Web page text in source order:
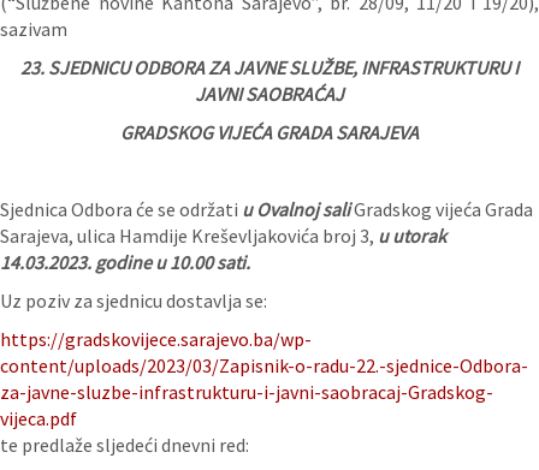
sazivam
23. SJEDNICU ODBORA ZA JAVNE SLUŽBE, INFRASTRUKTURU I
JAVNI SAOBRAĆAJ
GRADSKOG VIJEĆA GRADA SARAJEVA
Sjednica Odbora će se održati u Ovalnoj saliGradskog vijeća Grada
Sarajeva, ulica Hamdije Kreševljakovića broj 3, u utorak
14.03.2023. godine u 10.00 sati.
Uz poziv za sjednicu dostavlja se:
https://gradskovijece.sarajevo.ba/wp-
content/uploads/2023/03/Zapisnik-o-radu-22.-sjednice-Odbora-
za-javne-sluzbe-infrastrukturu-i-javni-saobracaj-Gradskog-
vijeca.pdf
te predlaže sljedeći dnevni red: